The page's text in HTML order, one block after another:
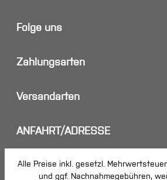
Folge uns
Zahlungsarten
Versandarten
ANFAHRT/ADRESSE
Alle Preise inkl. gesetzl.
und ggf. Nachnahmegebühren,